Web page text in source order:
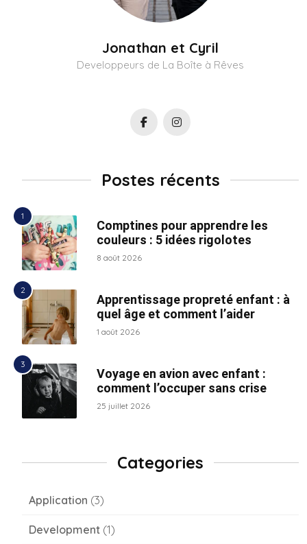
Jonathan et Cyril
Developpeurs de La Boîte à Rêves
Postes récents
Comptines pour apprendre les
couleurs : 5 idées rigolotes
8 août 2026
Apprentissage propreté enfant : à
quel âge et comment l’aider
1 août 2026
Voyage en avion avec enfant :
comment l’occuper sans crise
25 juillet 2026
Categories
Application (3)
Development (1)